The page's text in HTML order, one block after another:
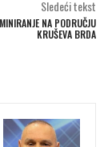
Sledeći tekst
NA PODRUČJU
KRUŠEVA BRDA